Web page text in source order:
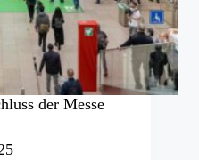
der Messe